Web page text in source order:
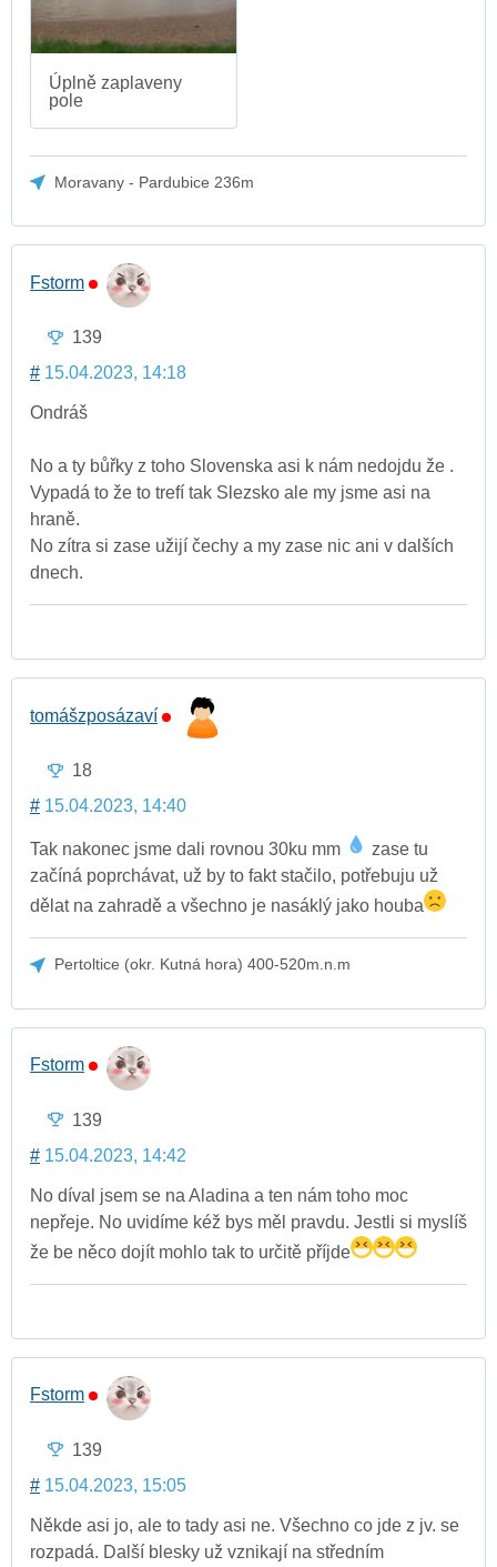
Úplně zaplaveny
pole
Moravany - Pardubice 236m
Fstorm
139
# 15.04.2023, 14:18
Ondráš
No a ty bůřky z toho Slovenska asi k nám nedojdu že .
Vypadá to že to trefí tak Slezsko ale my jsme asi na
hraně.
No zítra si zase užijí čechy a my zase nic ani v dalších
dnech.
tomášzposázaví
18
# 15.04.2023, 14:40
Tak nakonec jsme dali rovnou 30ku mm
zase tu
začíná poprchávat, už by to fakt stačilo, potřebuju už
dělat na zahradě a všechno je nasáklý jako houba
Pertoltice (okr. Kutná hora) 400-520m.n.m
Fstorm
139
# 15.04.2023, 14:42
No díval jsem se na Aladina a ten nám toho moc
nepřeje. No uvidíme kéž bys měl pravdu. Jestli si myslíš
že be něco dojít mohlo tak to určitě příjde
Fstorm
139
# 15.04.2023, 15:05
Někde asi jo, ale to tady asi ne. Všechno co jde z jv. se
rozpadá. Další blesky už vznikají na středním